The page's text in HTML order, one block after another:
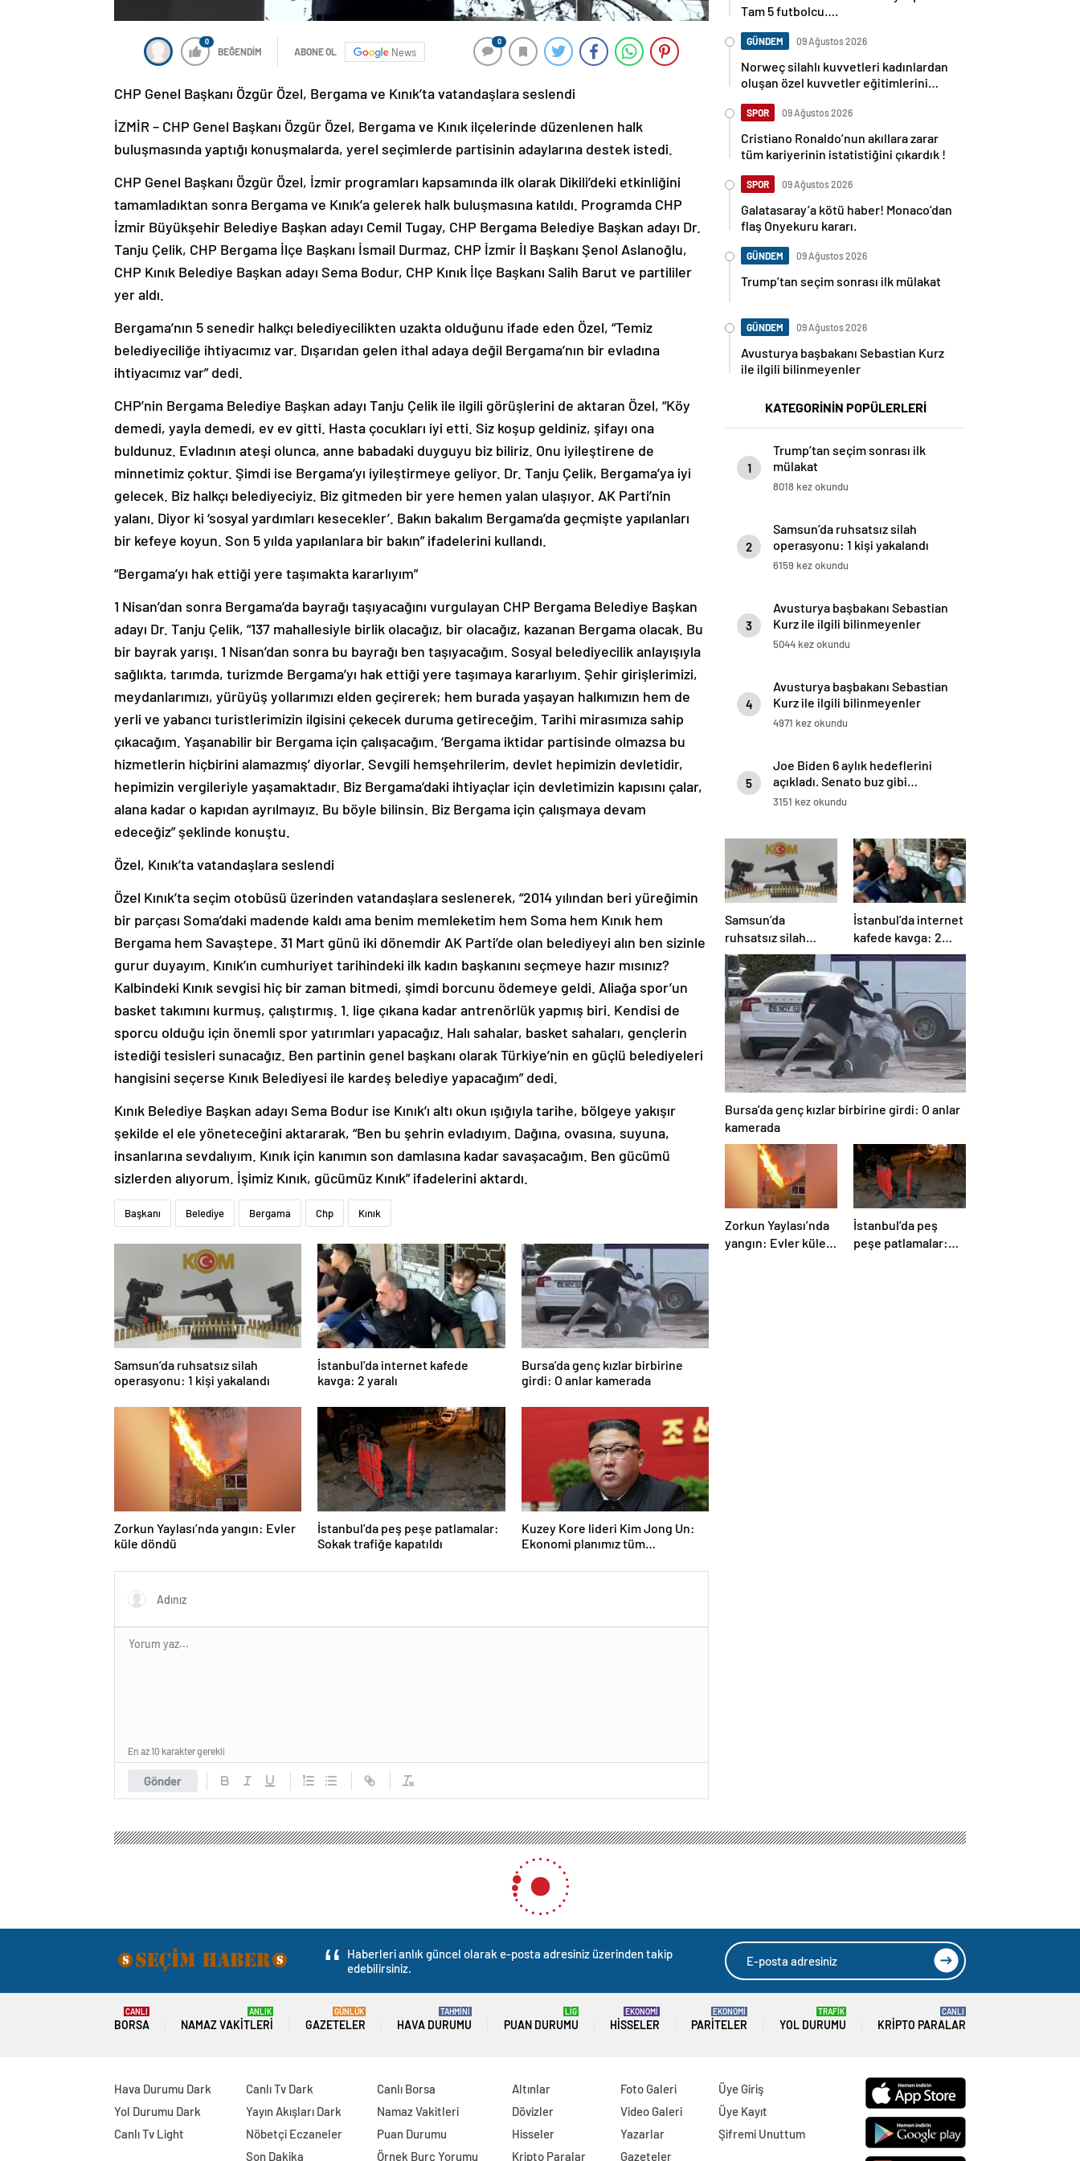
0
BEĞENDİM ABONE OL News
0
CHP Genel Başkanı Özgür Özel, Bergama ve Kınık’ta vatandaşlara seslendi
İZMİR – CHP Genel Başkanı Özgür Özel, Bergama ve Kınık ilçelerinde düzenlenen halk
buluşmasında yaptığı konuşmalarda, yerel seçimlerde partisinin adaylarına destek istedi.
CHP Genel Başkanı Özgür Özel, İzmir programları kapsamında ilk olarak Dikili’deki etkinliğini
tamamladıktan sonra Bergama ve Kınık’a gelerek halk buluşmasına katıldı. Programda CHP
İzmir Büyükşehir Belediye Başkan adayı Cemil Tugay, CHP Bergama Belediye Başkan adayı Dr.
Tanju Çelik, CHP Bergama İlçe Başkanı İsmail Durmaz, CHP İzmir İl Başkanı Şenol Aslanoğlu,
CHP Kınık Belediye Başkan adayı Sema Bodur, CHP Kınık İlçe Başkanı Salih Barut ve partililer
yer aldı.
Bergama’nın 5 senedir halkçı belediyecilikten uzakta olduğunu ifade eden Özel, “Temiz
belediyeciliğe ihtiyacımız var. Dışarıdan gelen ithal adaya değil Bergama’nın bir evladına
ihtiyacımız var” dedi.
CHP’nin Bergama Belediye Başkan adayı Tanju Çelik ile ilgili görüşlerini de aktaran Özel, “Köy
demedi, yayla demedi, ev ev gitti. Hasta çocukları iyi etti. Siz koşup geldiniz, şifayı ona
buldunuz. Evladının ateşi olunca, anne babadaki duyguyu biz biliriz. Onu iyileştirene de
minnetimiz çoktur. Şimdi ise Bergama’yı iyileştirmeye geliyor. Dr. Tanju Çelik, Bergama’ya iyi
gelecek. Biz halkçı belediyeciyiz. Biz gitmeden bir yere hemen yalan ulaşıyor. AK Parti’nin
yalanı. Diyor ki ‘sosyal yardımları kesecekler’. Bakın bakalım Bergama’da geçmişte yapılanları
bir kefeye koyun. Son 5 yılda yapılanlara bir bakın” ifadelerini kullandı.
“Bergama’yı hak ettiği yere taşımakta kararlıyım”
1 Nisan’dan sonra Bergama’da bayrağı taşıyacağını vurgulayan CHP Bergama Belediye Başkan
adayı Dr. Tanju Çelik, “137 mahallesiyle birlik olacağız, bir olacağız, kazanan Bergama olacak. Bu
bir bayrak yarışı. 1 Nisan’dan sonra bu bayrağı ben taşıyacağım. Sosyal belediyecilik anlayışıyla
sağlıkta, tarımda, turizmde Bergama’yı hak ettiği yere taşımaya kararlıyım. Şehir girişlerimizi,
meydanlarımızı, yürüyüş yollarımızı elden geçirerek; hem burada yaşayan halkımızın hem de
yerli ve yabancı turistlerimizin ilgisini çekecek duruma getireceğim. Tarihi mirasımıza sahip
çıkacağım. Yaşanabilir bir Bergama için çalışacağım. ‘Bergama iktidar partisinde olmazsa bu
hizmetlerin hiçbirini alamazmış’ diyorlar. Sevgili hemşehrilerim, devlet hepimizin devletidir,
hepimizin vergileriyle yaşamaktadır. Biz Bergama’daki ihtiyaçlar için devletimizin kapısını çalar,
alana kadar o kapıdan ayrılmayız. Bu böyle bilinsin. Biz Bergama için çalışmaya devam
edeceğiz” şeklinde konuştu.
Özel, Kınık’ta vatandaşlara seslendi
Özel Kınık’ta seçim otobüsü üzerinden vatandaşlara seslenerek, “2014 yılından beri yüreğimin
bir parçası Soma’daki madende kaldı ama benim memleketim hem Soma hem Kınık hem
Bergama hem Savaştepe. 31 Mart günü iki dönemdir AK Parti’de olan belediyeyi alın ben sizinle
gurur duyayım. Kınık’ın cumhuriyet tarihindeki ilk kadın başkanını seçmeye hazır mısınız?
Kalbindeki Kınık sevgisi hiç bir zaman bitmedi, şimdi borcunu ödemeye geldi. Aliağa spor’un
basket takımını kurmuş, çalıştırmış. 1. lige çıkana kadar antrenörlük yapmış biri. Kendisi de
sporcu olduğu için önemli spor yatırımları yapacağız. Halı sahalar, basket sahaları, gençlerin
istediği tesisleri sunacağız. Ben partinin genel başkanı olarak Türkiye’nin en güçlü belediyeleri
hangisini seçerse Kınık Belediyesi ile kardeş belediye yapacağım” dedi.
Kınık Belediye Başkan adayı Sema Bodur ise Kınık’ı altı okun ışığıyla tarihe, bölgeye yakışır
şekilde el ele yöneteceğini aktararak, “Ben bu şehrin evladıyım. Dağına, ovasına, suyuna,
insanlarına sevdalıyım. Kınık için kanımın son damlasına kadar savaşacağım. Ben gücümü
sizlerden alıyorum. İşimiz Kınık, gücümüz Kınık” ifadelerini aktardı.
Başkanı Belediye Bergama Chp Kınık
Samsun’da ruhsatsız silah
operasyonu: 1 kişi yakalandı
İstanbul’da internet kafede
kavga: 2 yaralı
Bursa’da genç kızlar birbirine
girdi: O anlar kamerada
Zorkun Yaylası’nda yangın: Evler
küle döndü
İstanbul’da peş peşe patlamalar:
Sokak trafiğe kapatıldı
Kuzey Kore lideri Kim Jong Un:
Ekonomi planımız tüm
Gönder
En az 10 karakter gerekli
Tam 5 futbolcu….
GÜNDEM 09 Ağustos 2026
Norweç silahlı kuvvetleri kadınlardan
oluşan özel kuvvetler eğitimlerini
SPOR 09 Ağustos 2026
Cristiano Ronaldo’nun akıllara zarar
tüm kariyerinin istatistiğini çıkardık !
SPOR 09 Ağustos 2026
Galatasaray’a kötü haber! Monaco’dan
flaş Onyekuru kararı.
GÜNDEM 09 Ağustos 2026
Trump’tan seçim sonrası ilk mülakat
GÜNDEM 09 Ağustos 2026
Avusturya başbakanı Sebastian Kurz
ile ilgili bilinmeyenler
KATEGORİNİN POPÜLERLERİ
1
Trump’tan seçim sonrası ilk
mülakat
8018 kez okundu
2
Samsun’da ruhsatsız silah
operasyonu: 1 kişi yakalandı
6159 kez okundu
3
Avusturya başbakanı Sebastian
Kurz ile ilgili bilinmeyenler
5044 kez okundu
4
Avusturya başbakanı Sebastian
Kurz ile ilgili bilinmeyenler
4971 kez okundu
5
Joe Biden 6 aylık hedeflerini
açıkladı. Senato buz gibi…
3151 kez okundu
Samsun’da
ruhsatsız silah
operasyonu: 1 kişi
yakalandı
İstanbul’da internet
kafede kavga: 2
yaralı
Bursa’da genç kızlar birbirine girdi: O anlar
kamerada
Zorkun Yaylası’nda
yangın: Evler küle
İstanbul’da peş
peşe patlamalar:
Haberleri anlık güncel olarak e-posta adresiniz üzerinden takip
edebilirsiniz.
BORSA
CANLI
NAMAZ VAKITLERI
ANLIK
GAZETELER
GÜNLÜK
HAVA DURUMU
TAHMİNİ
PUAN DURUMU
LİG
HISSELER
EKONOMİ
PARITELER
EKONOMİ
YOL DURUMU
TRAFİK
KRIPTO PARALAR
CANLI
Hava Durumu Dark
Yol Durumu Dark
Canlı Tv Light
Canlı Tv Dark
Yayın Akışları Dark
Nöbetçi Eczaneler
Son Dakika
Canlı Borsa
Namaz Vakitleri
Puan Durumu
Örnek Burç Yorumu
Altınlar
Dövizler
Hisseler
Kripto Paralar
Foto Galeri
Video Galeri
Yazarlar
Gazeteler
Üye Giriş
Üye Kayıt
Şifremi Unuttum